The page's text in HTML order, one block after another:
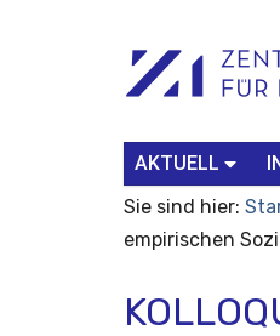
Werkzeuge
Search…
AKTUELL
Sie sind hier:
empirischen